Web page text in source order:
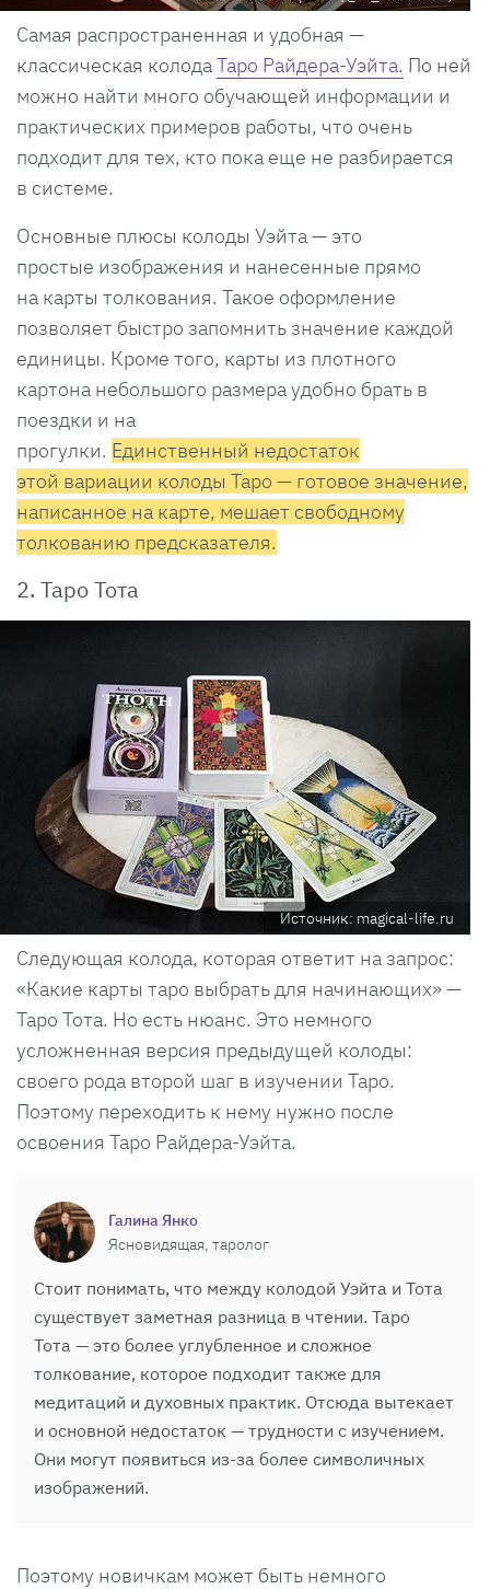
Самая распространенная и удобная —
классическая колодаТаро Райдера-Уэйта. По ней
можно найти много обучающей информации и
практических примеров работы, что очень
подходит для тех, кто пока еще не разбирается
в системе.
Основные плюсы колоды Уэйта — это
простые изображения и нанесенные прямо
на карты толкования. Такое оформление
позволяет быстро запомнить значение каждой
единицы. Кроме того, карты из плотного
картона небольшого размера удобно брать в
поездки и на
прогулки. Единственный недостаток
этой вариации колоды Таро — готовое значение,
написанное на карте, мешает свободному
толкованию предсказателя.
2. Таро Тота
Источник: magical-life.ru
Следующая колода, которая ответит на запрос:
«Какие карты таро выбрать для начинающих» —
Таро Тота. Но есть нюанс. Это немного
усложненная версия предыдущей колоды:
своего рода второй шаг в изучении Таро.
Поэтому переходить к нему нужно после
освоения Таро Райдера-Уэйта.
Галина Янко
Ясновидящая, таролог
Стоит понимать, что между колодой Уэйта и Тота
существует заметная разница в чтении. Таро
Тота — это более углубленное и сложное
толкование, которое подходит также для
медитаций и духовных практик. Отсюда вытекает
и основной недостаток — трудности с изучением.
Они могут появиться из-за более символичных
изображений.
Поэтому новичкам может быть немного